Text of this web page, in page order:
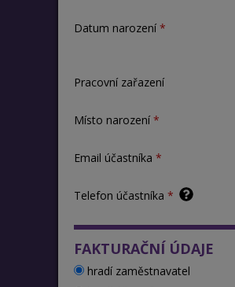
Datum narození
Pracovní zařazení
Místo narození
Email účastníka
Telefon účastníka
FAKTURAČNÍ ÚDAJE
hradí zaměstnavatel